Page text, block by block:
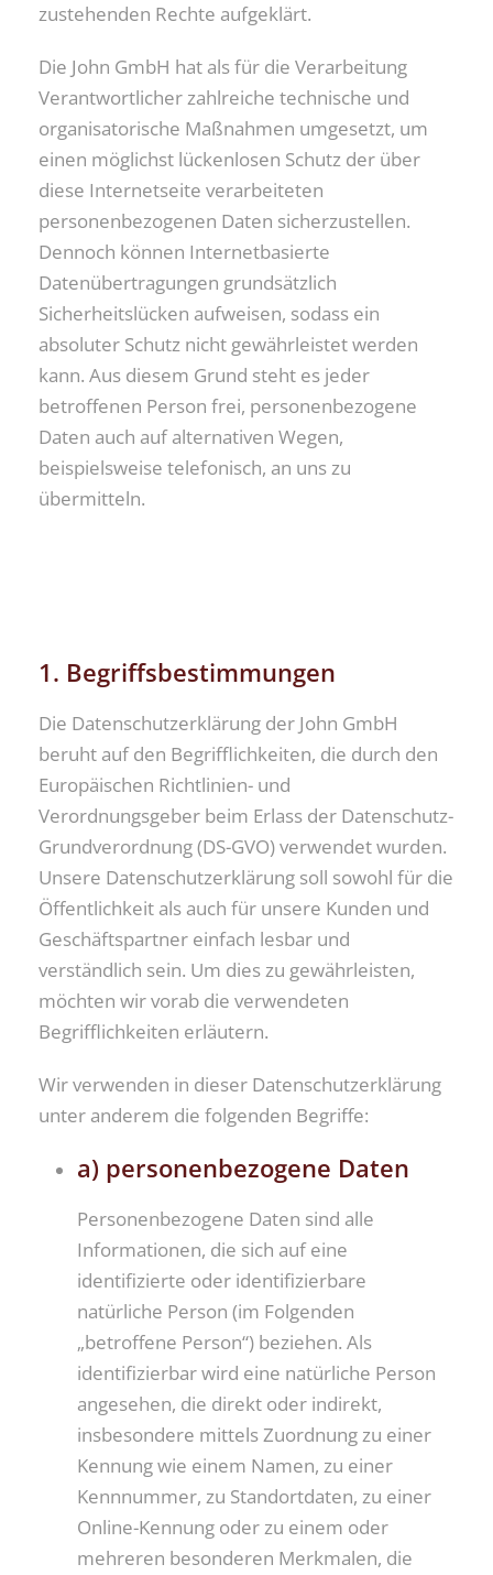
zustehenden Rechte aufgeklärt.
Die John GmbH hat als für die Verarbeitung
Verantwortlicher zahlreiche technische und
organisatorische Maßnahmen umgesetzt, um
einen möglichst lückenlosen Schutz der über
diese Internetseite verarbeiteten
personenbezogenen Daten sicherzustellen.
Dennoch können Internetbasierte
Datenübertragungen grundsätzlich
Sicherheitslücken aufweisen, sodass ein
absoluter Schutz nicht gewährleistet werden
kann. Aus diesem Grund steht es jeder
betroffenen Person frei, personenbezogene
Daten auch auf alternativen Wegen,
beispielsweise telefonisch, an uns zu
übermitteln.
1. Begriffsbestimmungen
Die Datenschutzerklärung der John GmbH
beruht auf den Begrifflichkeiten, die durch den
Europäischen Richtlinien- und
Verordnungsgeber beim Erlass der Datenschutz-
Grundverordnung (DS-GVO) verwendet wurden.
Unsere Datenschutzerklärung soll sowohl für die
Öffentlichkeit als auch für unsere Kunden und
Geschäftspartner einfach lesbar und
verständlich sein. Um dies zu gewährleisten,
möchten wir vorab die verwendeten
Begrifflichkeiten erläutern.
Wir verwenden in dieser Datenschutzerklärung
unter anderem die folgenden Begriffe:
a) personenbezogene Daten
Personenbezogene Daten sind alle
Informationen, die sich auf eine
identifizierte oder identifizierbare
natürliche Person (im Folgenden
„betroffene Person“) beziehen. Als
identifizierbar wird eine natürliche Person
angesehen, die direkt oder indirekt,
insbesondere mittels Zuordnung zu einer
Kennung wie einem Namen, zu einer
Kennnummer, zu Standortdaten, zu einer
Online-Kennung oder zu einem oder
mehreren besonderen Merkmalen, die